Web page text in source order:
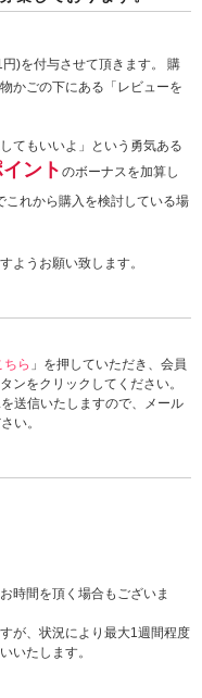
)を付与させて頂きます。 購
かごの下にある「レビューを
てもいいよ」という勇気ある
ント のボーナスを加算し
これから購入を検討している場
ようお願い致します。
ちら 」を押していただき、会員
ンをクリックしてください。
送信いたしますので、メール
い。
時間を頂く場合もございま
が、状況により最大1週間程度
いたします。